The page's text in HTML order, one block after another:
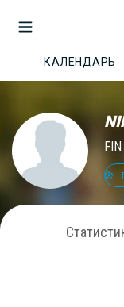
КАЛЕНДАРЬ
FIN